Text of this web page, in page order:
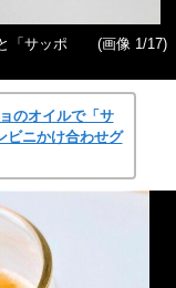
「サッポ
(画像 1/17)
のオイルで「サ
ビニかけ合わせグ